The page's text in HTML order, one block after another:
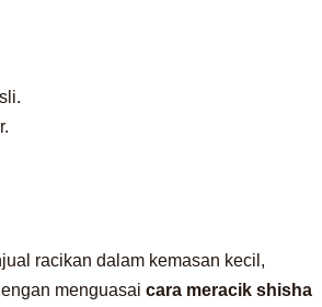
racikan dalam kemasan kecil,
menguasai cara meracik shisha